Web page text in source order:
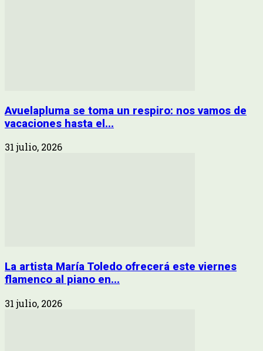
Avuelapluma se toma un respiro: nos vamos de
vacaciones hasta el...
31 julio, 2026
La artista María Toledo ofrecerá este viernes
flamenco al piano en...
31 julio, 2026